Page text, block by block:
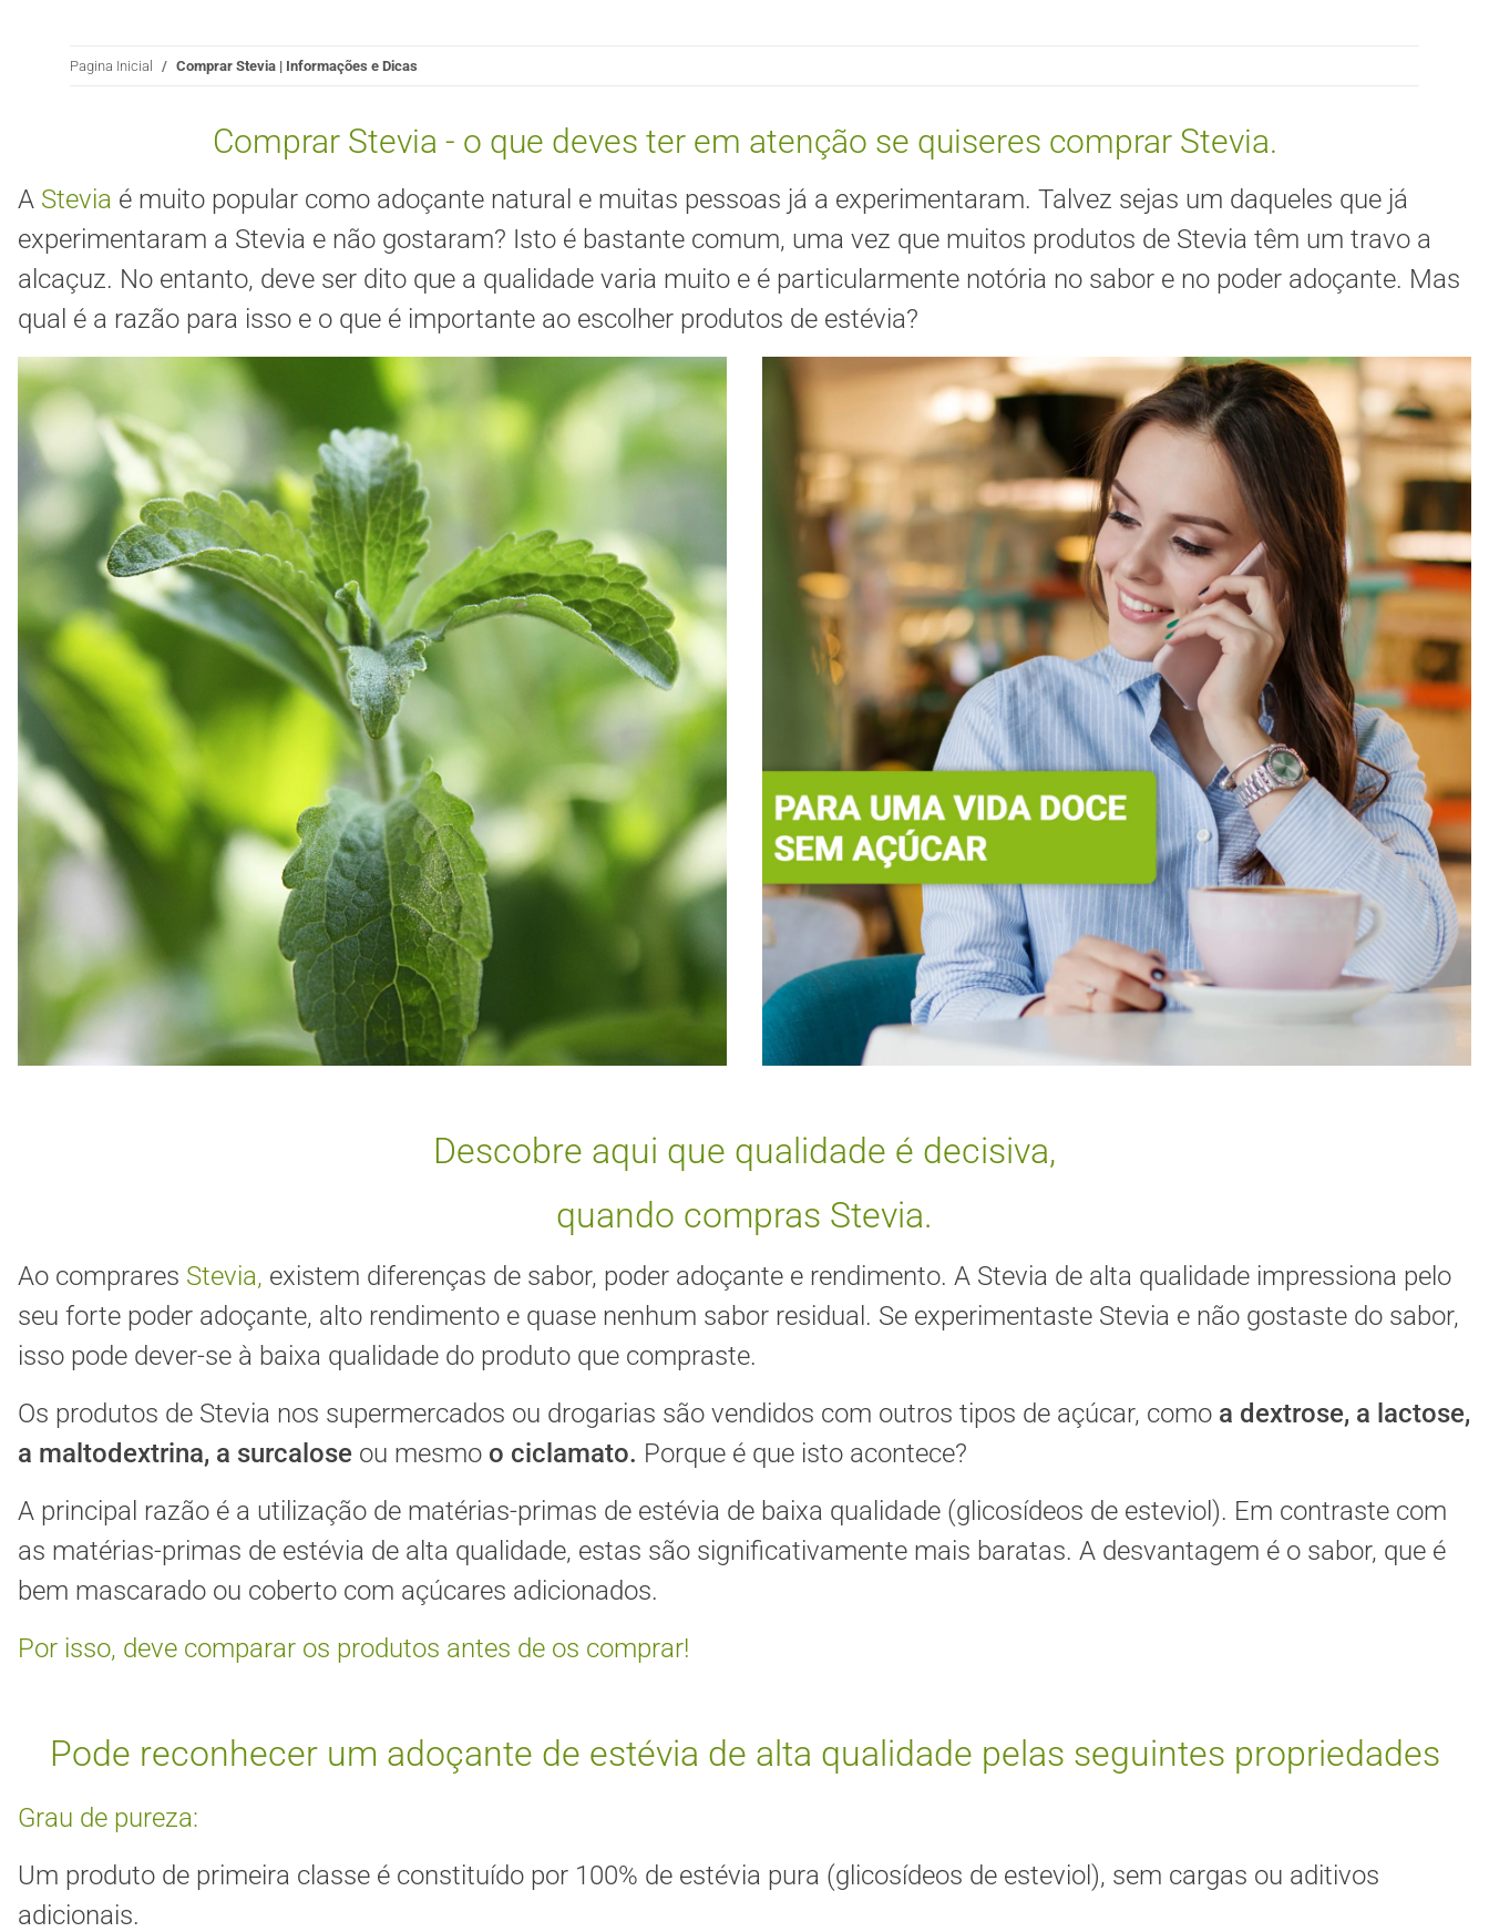
Pagina Inicial Comprar Stevia | Informações e Dicas
Comprar Stevia - o que deves ter em atenção se quiseres comprar Stevia.
A Stevia é muito popular como adoçante natural e muitas pessoas já a experimentaram. Talvez sejas um daqueles que já
experimentaram a Stevia e não gostaram? Isto é bastante comum, uma vez que muitos produtos de Stevia têm um travo a
alcaçuz. No entanto, deve ser dito que a qualidade varia muito e é particularmente notória no sabor e no poder adoçante. Mas
qual é a razão para isso e o que é importante ao escolher produtos de estévia?
Descobre aqui que qualidade é decisiva,
quando compras Stevia.
Ao comprares Stevia, existem diferenças de sabor, poder adoçante e rendimento. A Stevia de alta qualidade impressiona pelo
seu forte poder adoçante, alto rendimento e quase nenhum sabor residual. Se experimentaste Stevia e não gostaste do sabor,
isso pode dever-se à baixa qualidade do produto que compraste.
Os produtos de Stevia nos supermercados ou drogarias são vendidos com outros tipos de açúcar, como a dextrose, a lactose,
a maltodextrina, a surcalose ou mesmo o ciclamato. Porque é que isto acontece?
A principal razão é a utilização de matérias-primas de estévia de baixa qualidade (glicosídeos de esteviol). Em contraste com
as matérias-primas de estévia de alta qualidade, estas são significativamente mais baratas. A desvantagem é o sabor, que é
bem mascarado ou coberto com açúcares adicionados.
Por isso, deve comparar os produtos antes de os comprar!
Pode reconhecer um adoçante de estévia de alta qualidade pelas seguintes propriedades
Grau de pureza:
Um produto de primeira classe é constituído por 100% de estévia pura (glicosídeos de esteviol), sem cargas ou aditivos
adicionais.